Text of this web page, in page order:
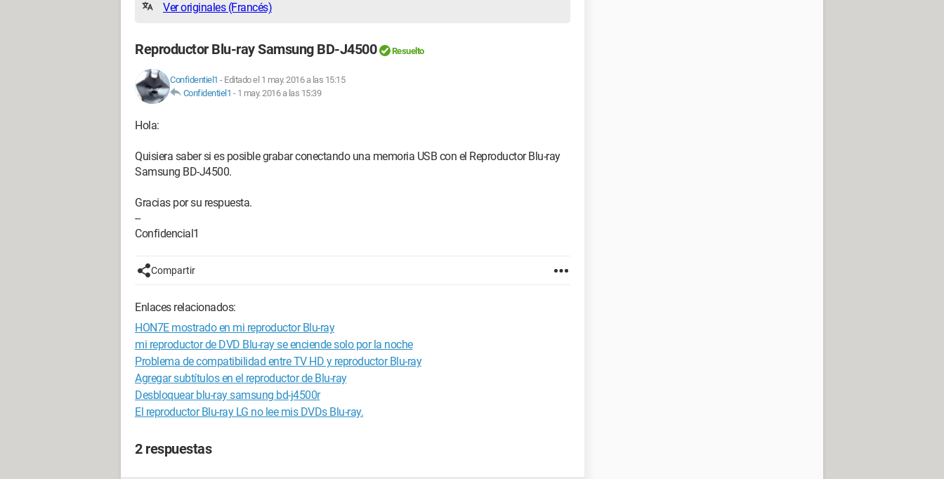
Ver originales (Francés)
Reproductor Blu-ray Samsung BD-J4500 Resuelto
Confidentiel1 - Editado el 1 may. 2016 a las 15:15
Confidentiel1 - 1 may. 2016 a las 15:39
Hola:
Quisiera saber si es posible grabar conectando una memoria USB con el Reproductor Blu-ray
Samsung BD-J4500.
Gracias por su respuesta.
--
Confidencial1
Compartir
Enlaces relacionados:
HON7E mostrado en mi reproductor Blu-ray
mi reproductor de DVD Blu-ray se enciende solo por la noche
Problema de compatibilidad entre TV HD y reproductor Blu-ray
Agregar subtítulos en el reproductor de Blu-ray
Desbloquear blu-ray samsung bd-j4500r
El reproductor Blu-ray LG no lee mis DVDs Blu-ray.
2 respuestas